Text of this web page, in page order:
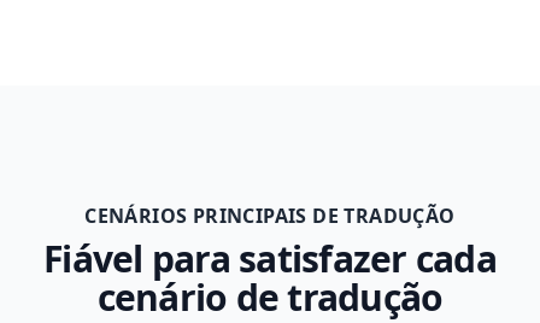
CENÁRIOS PRINCIPAIS DE TRADUÇÃO
Fiável para satisfazer cada
cenário de tradução